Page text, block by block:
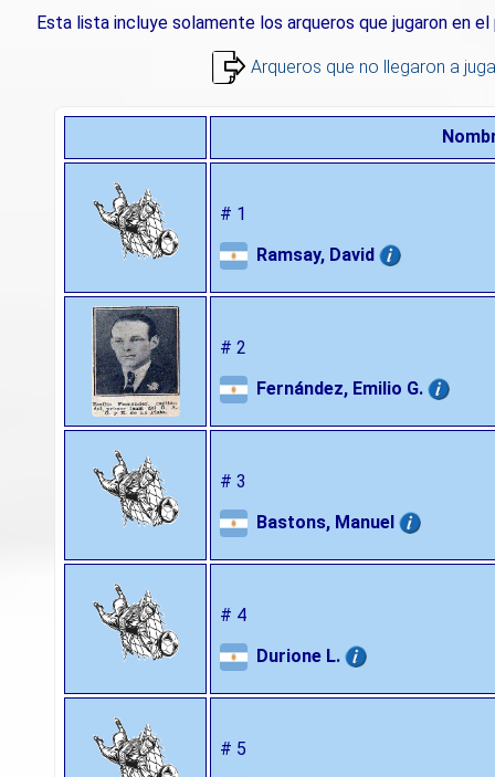
Esta lista incluye solamente los arqueros que jugaron en
Arqueros que no llegaron a
# 1
Ramsay, David
# 2
Fernández, Emilio G.
# 3
Bastons, Manuel
# 4
Durione L.
# 5